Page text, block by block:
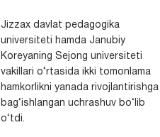
Jizzax davlat pedagogika
universiteti hamda Janubiy
Koreyaning Sejong universiteti
vakillari o‘rtasida ikki tomonlama
hamkorlikni yanada rivojlantirishga
bag‘ishlangan uchrashuv bo‘lib
o‘tdi.